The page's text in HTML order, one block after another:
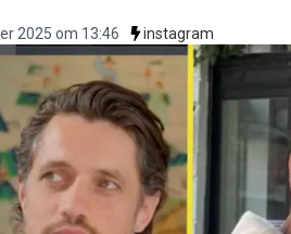
2025 om 13:46 instagram